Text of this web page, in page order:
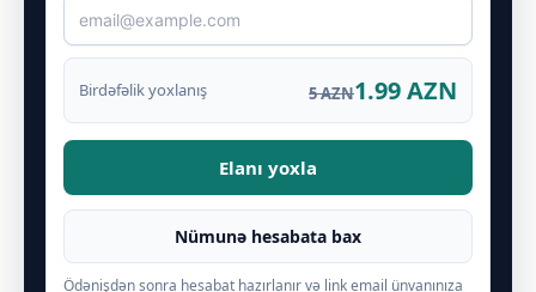
Birdəfəlik yoxlanış 5 AZN1.99 AZN
Elanı yoxla
Nümunə hesabata bax
Ödənişdən sonra hesabat hazırlanır və link email ünvanınıza